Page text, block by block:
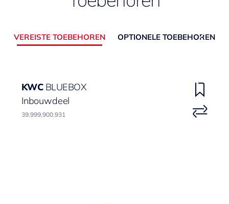
VEREISTE TOEBEHOREN OPTIONELE TOEBEHOREN
KWC BLUEBOX
Inbouwdeel
39.999.900.931